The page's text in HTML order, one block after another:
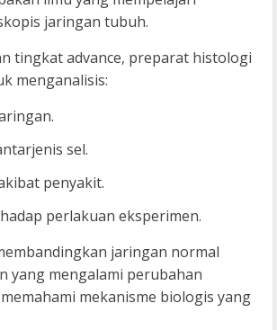
jaringan tubuh.
tingkat advance, preparat histologi
menganalisis:
sel.
penyakit.
perlakuan eksperimen.
jaringan normal
yang mengalami perubahan
mekanisme biologis yang